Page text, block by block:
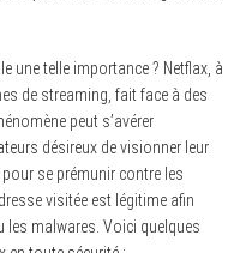
une telle importance ? Netflax, à
de streaming, fait face à des
peut s’avérer
désireux de visionner leur
se prémunir contre les
visitée est légitime afin
les malwares. Voici quelques